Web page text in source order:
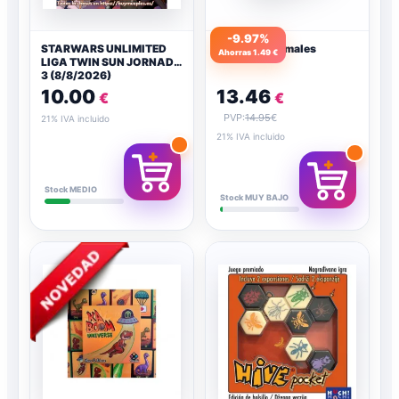
STARWARS UNLIMITED
LIGA TWIN SUN JORNADA
3 (8/8/2026)
10.00 €
21% IVA incluido
Stock MEDIO
-9.97%
Ahorras 1.49 €
Cardline Animales
13.46 €
PVP:14.95€
21% IVA incluido
Stock MUY BAJO